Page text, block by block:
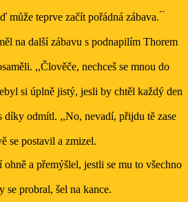
může teprve začít pořádná zábava.
na další zábavu s podnapilím Thorem
,,Člověče, nechceš se mnou do
si úplně jistý, jesli by chtěl každý den
díky odmítl. ,,No, nevadí, přijdu tě zase
se postavil a zmizel.
a přemýšlel, jestli se mu to všechno
se probral, šel na kance.